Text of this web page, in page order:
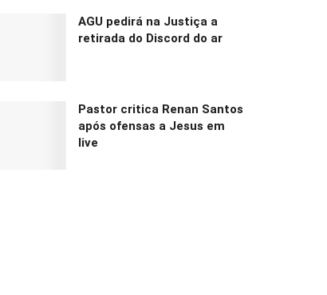
AGU pedirá na Justiça a
retirada do Discord do ar
Pastor critica Renan Santos
após ofensas a Jesus em
live